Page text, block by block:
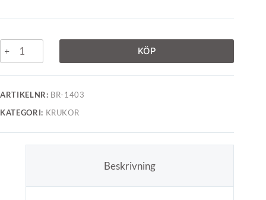
KÖP
ARTIKELNR: BR-1403
KATEGORI: KRUKOR
Beskrivning